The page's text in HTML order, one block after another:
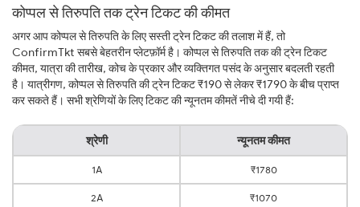
कोप्पल से तिरुपति तक ट्रेन टिकट की कीमत
अगर आप कोप्पल से तिरुपति के लिए सस्ती ट्रेन टिकट की तलाश में हैं, तो
ConfirmTkt सबसे बेहतरीन प्लेटफ़ॉर्म है। कोप्पल से तिरुपति तक की ट्रेन टिकट
कीमत, यात्रा की तारीख, कोच के प्रकार और व्यक्तिगत पसंद के अनुसार बदलती रहती
है। यात्रीगण, कोप्पल से तिरुपति की ट्रेन टिकट ₹190 से लेकर ₹1790 के बीच प्राप्त
कर सकते हैं। सभी श्रेणियों के लिए टिकट की न्यूनतम कीमतें नीचे दी गयी हैं:
श्रेणी न्यूनतम कीमत
1A ₹1780
2A ₹1070